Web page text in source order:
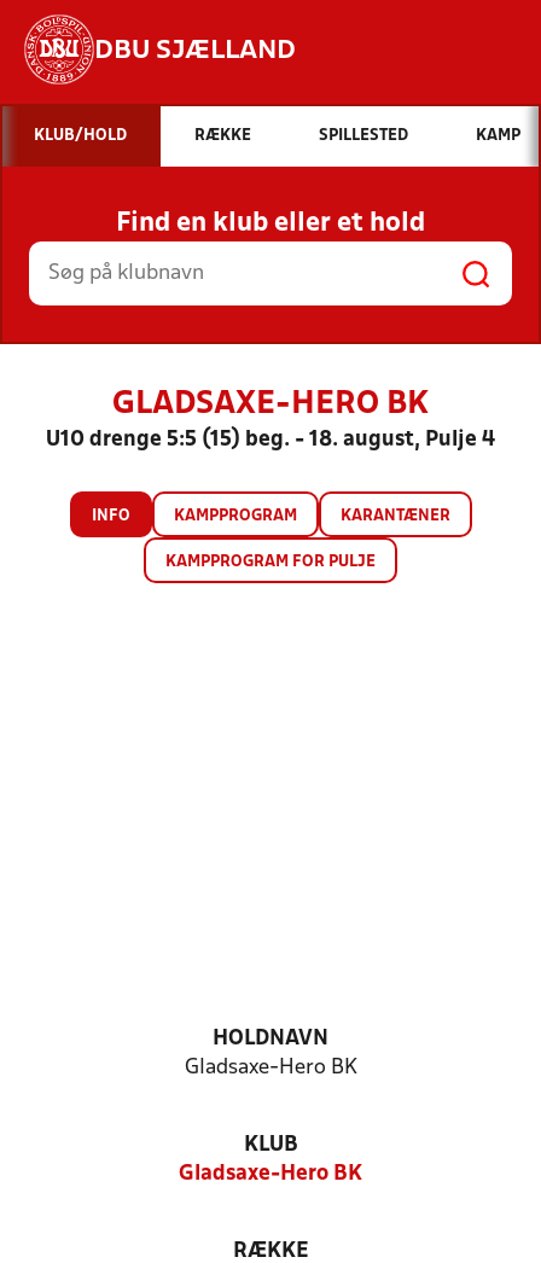
DBU SJÆLLAND
Hvad vil du søge efter?
INDHOLD OG NYHEDER
STILLINGER, RESULTATER, KLUBBER OG
HOLD
KLUB/HOLD RÆKKE SPILLESTED KAMP
Find en klub eller et hold
GLADSAXE-HERO BK
U10 drenge 5:5 (15) beg. - 18. august, Pulje 4
INFO KAMPPROGRAM KARANTÆNER
KAMPPROGRAM FOR PULJE
HOLDNAVN
Gladsaxe-Hero BK
KLUB
Gladsaxe-Hero BK
RÆKKE